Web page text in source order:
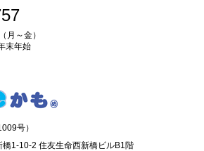
～金）
末年始
号）
1-10-2 住友生命西新橋ビルB1階